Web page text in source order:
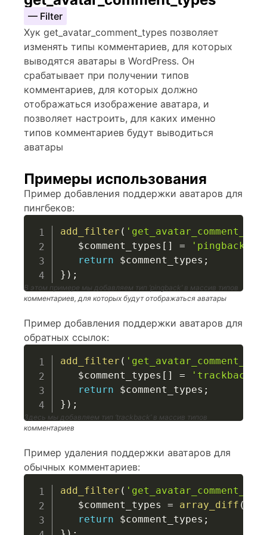
— Filter
Хук get_avatar_comment_types позволяет
изменять типы комментариев, для которых
выводятся аватары в WordPress. Он
срабатывает при получении типов
комментариев, для которых должно
отображаться изображение аватара, и
позволяет настроить, для каких именно
типов комментариев будут выводиться
аватары
Примеры использования
Пример добавления поддержки аватаров для
пингбеков:
add_filter (
$comment_types [ ] = 'pingback'
return
$comment_types ;
} ) ;
В этом примере мы добавляем тип ‘pingback’ в массив типов
комментариев, для которых будут отображаться аватары
Пример добавления поддержки аватаров для
обратных ссылок:
add_filter (
$comment_types [ ] = 'trackback'
return
$comment_types ;
} ) ;
Здесь мы добавляем тип ‘trackback’ в массив типов
комментариев
Пример удаления поддержки аватаров для
обычных комментариев:
add_filter (
$comment_types
= array_diff (
return
$comment_types ;